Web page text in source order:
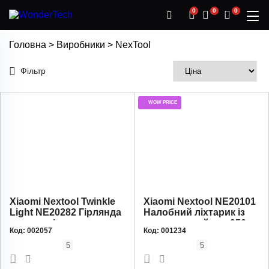
0 0 0
Головна > Виробники > NexTool
Фільтр
Xiaomi Nextool Twinkle
Light NE20282 Гірлянда
для кемпінгу на
батарейках, червоне
світло, 100 лм, 10 год
Код: 002057
5
WOW PRICE
Xiaomi Nextool NE20101
Налобний ліхтарик із
зарядним кейсом 950
мАг, 80 лм, 8 год
Код: 001234
5